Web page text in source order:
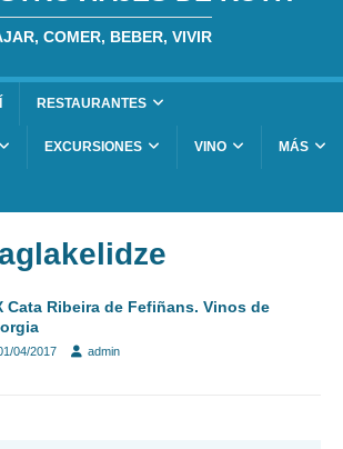
COMER, BEBER, VIVIR
RESTAURANTES
EXCURSIONES VINO MÁS
Cata Ribeira de Fefiñans. Vinos de
04/2017 admin